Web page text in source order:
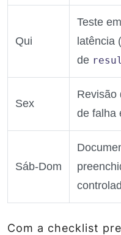
Qui
Teste
latência
de
Sex
Revisão
de falha
Sáb‑Dom
Com a checklist